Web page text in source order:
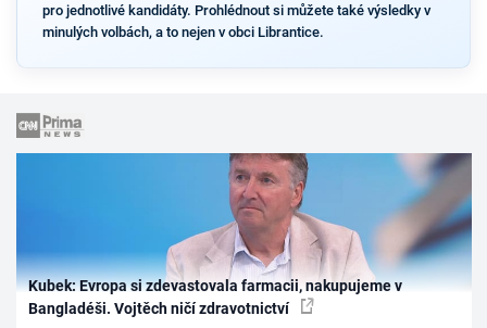
pro jednotlivé kandidáty. Prohlédnout si můžete také výsledky v
minulých volbách, a to nejen v obci Librantice.
Kubek: Evropa si zdevastovala farmacii, nakupujeme v
Bangladéši. Vojtěch ničí zdravotnictví